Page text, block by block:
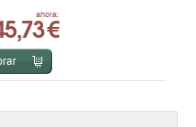
ahora:
€